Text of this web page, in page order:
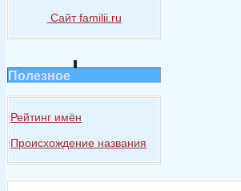
Сайт familii.ru
Полезное
Рейтинг имён
Происхождение названия